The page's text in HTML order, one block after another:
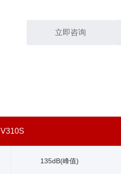
立即咨询
V310S
135dB(峰值)